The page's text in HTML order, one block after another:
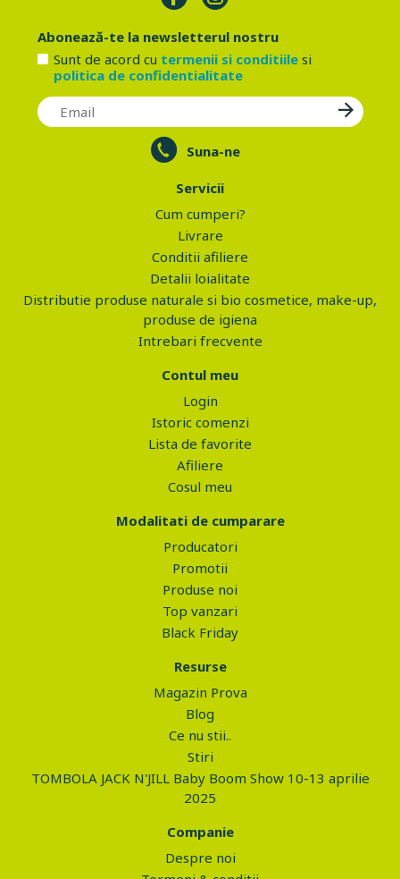
Abonează-te la newsletterul nostru
Sunt de acord cu termenii si conditiilesi
politica de confidentialitate
Suna-ne
Servicii
Cum cumperi?
Livrare
Conditii afiliere
Detalii loialitate
Distributie produse naturale si bio cosmetice, make-up,
produse de igiena
Intrebari frecvente
Contul meu
Login
Istoric comenzi
Lista de favorite
Afiliere
Cosul meu
Modalitati de cumparare
Producatori
Promotii
Produse noi
Top vanzari
Black Friday
Resurse
Magazin Prova
Blog
Ce nu stii..
Stiri
TOMBOLA JACK N'JILL Baby Boom Show 10-13 aprilie
2025
Companie
Despre noi